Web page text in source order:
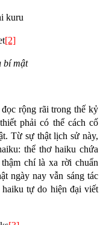
kuru
[2]
bí mật
rộng rãi trong thế kỷ
phải có thể cách cố
Từ sự thật lịch sử này,
thể thơ haiku chứa
chí là xa rời chuẩn
ngày nay vẫn sáng tác
tự do hiện đại viết